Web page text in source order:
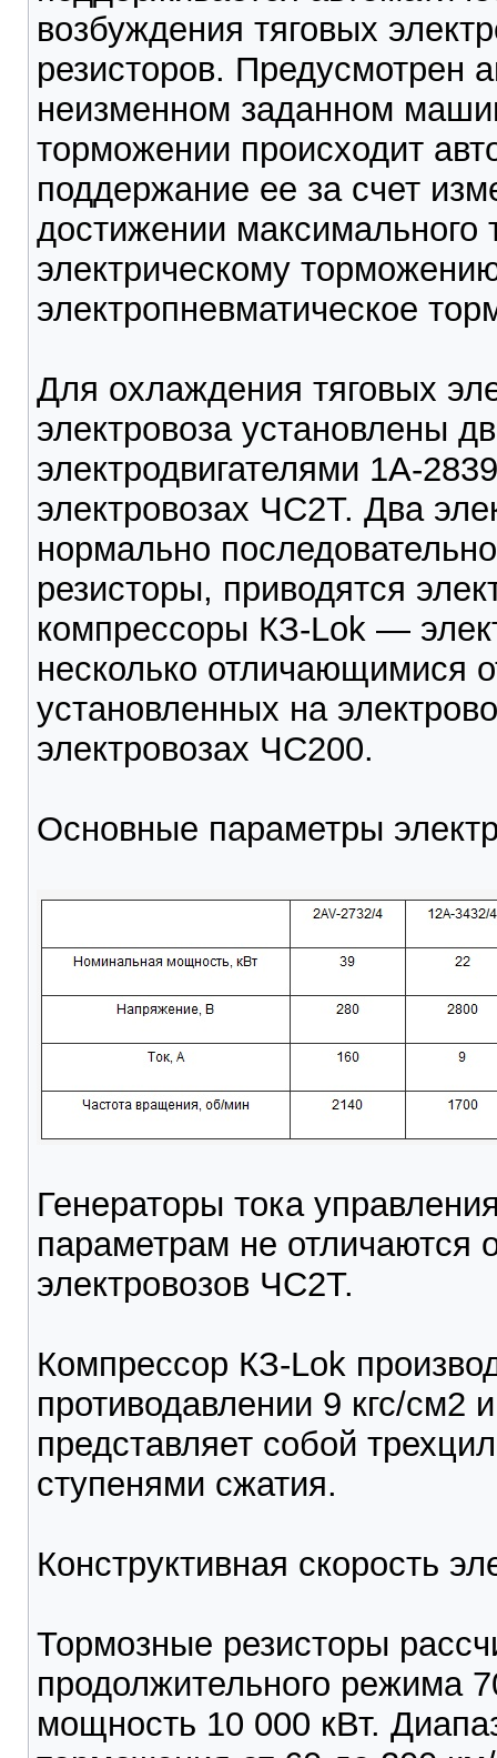
возбуждения тяговых
резисторов. Предусмотрен
неизменном заданном
торможении происходит
поддержание ее за счет
достижении максимального
электрическому
электропневматическое
Для охлаждения тяговых
электровоза установлены
электродвигателями 1А-
электровозах ЧС2Т. Два
нормально
резисторы, приводятся
компрессоры КЗ-Lok —
несколько отличающимися
установленных на
электровозах ЧС200.
Основные параметры
Генераторы тока
параметрам не отличаются
электровозов ЧС2Т.
Компрессор КЗ-Lok
противодавлении 9 кгс/см2
представляет собой
ступенями сжатия.
Конструктивная скорость
Тормозные резисторы
продолжительного режима
мощность 10 000 кВт.